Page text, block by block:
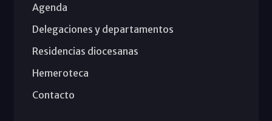
Agenda
Delegaciones y departamentos
Residencias diocesanas
Hemeroteca
Contacto